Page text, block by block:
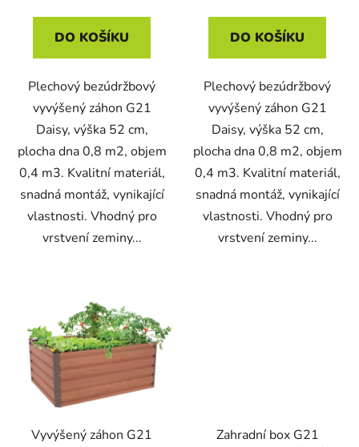
DO KOŠÍKU
Plechový bezúdržbový
vyvýšený záhon G21
Daisy, výška 52 cm,
plocha dna 0,8 m2, objem
0,4 m3. Kvalitní materiál,
snadná montáž, vynikající
vlastnosti. Vhodný pro
vrstvení zeminy...
DO KOŠÍKU
Plechový bezúdržbový
vyvýšený záhon G21
Daisy, výška 52 cm,
plocha dna 0,8 m2, objem
0,4 m3. Kvalitní materiál,
snadná montáž, vynikající
vlastnosti. Vhodný pro
vrstvení zeminy...
Vyvýšený záhon G21
Zahradní box G21